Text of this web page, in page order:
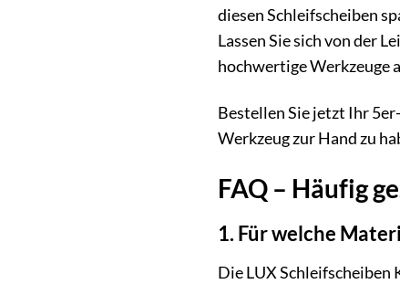
diesen Schleifscheiben
Lassen Sie sich von der
hochwertige Werkzeuge
Bestellen Sie jetzt Ihr
Werkzeug zur Hand zu
FAQ – Häufig
1. Für welche
Die LUX Schleifscheiben